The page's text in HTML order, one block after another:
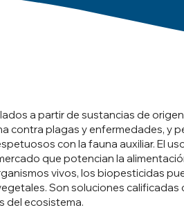
a partir de sustancias de
contra plagas y enfermedades, y
con la fauna auxiliar. El
que potencian la
vivos, los biopesticidas
Son soluciones
del ecosistema.